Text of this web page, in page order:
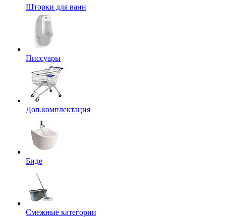
Шторки для ванн
Писсуары
Доп.комплектация
Биде
Смежные категории